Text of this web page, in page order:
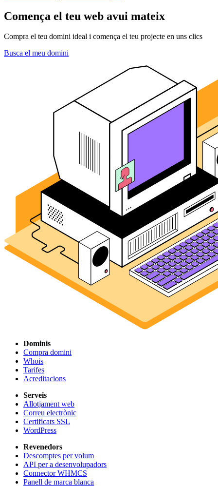
Comença el teu web avui mateix
Compra el teu domini ideal i comença el teu projecte en uns clics
Busca el meu domini
Dominis
Compra domini
Whois
Tarifes
Acreditacions
Serveis
Allotjament web
Correu electrònic
Certificats SSL
WordPress
Revenedors
Descomptes per volum
API per a desenvolupadors
Connector WHMCS
Panell de marca blanca